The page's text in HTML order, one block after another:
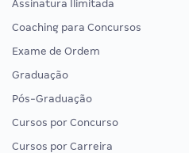
Assinatura Ilimitada
Coaching para Concursos
Exame de Ordem
Graduação
Pós-Graduação
Cursos por Concurso
Cursos por Carreira